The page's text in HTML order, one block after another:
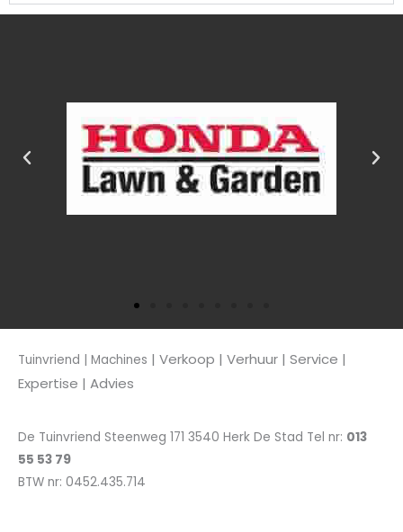
Tuinvriend | Machines | Verkoop | Verhuur | Service |
Expertise | Advies
De Tuinvriend Steenweg 171 3540 Herk De Stad Tel nr: 013
55 53 79
BTW nr: 0452.435.714